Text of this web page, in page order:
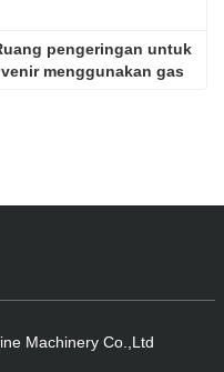
pengeringan untuk
venir menggunakan gas
Machinery Co.,Ltd